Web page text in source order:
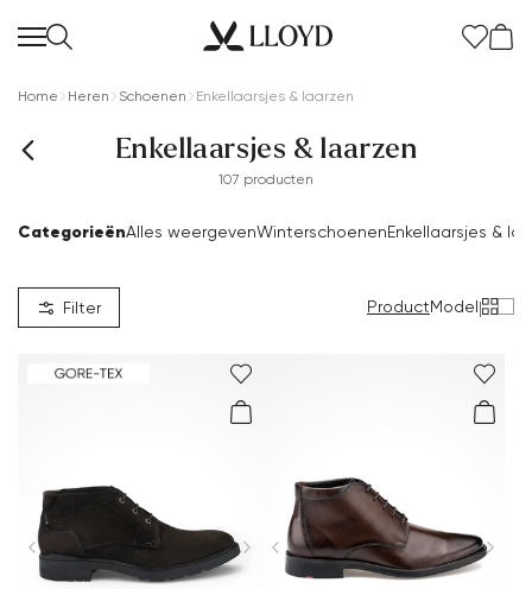
Home Heren Schoenen Enkellaarsjes & laarzen
Enkellaarsjes & laarzen
107 producten
CategorieënAlles weergevenWinterschoenenEnkellaarsjes &
Filter ProductModel|